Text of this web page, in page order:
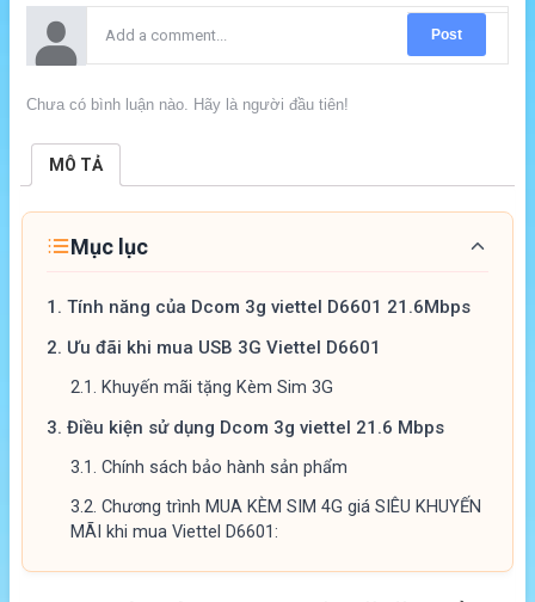
Post
Chưa có bình luận nào. Hãy là người đầu tiên!
MÔ TẢ
Mục lục
1. Tính năng của Dcom 3g viettel D6601 21.6Mbps
2. Ưu đãi khi mua USB 3G Viettel D6601
2.1. Khuyến mãi tặng Kèm Sim 3G
3. Điều kiện sử dụng Dcom 3g viettel 21.6 Mbps
3.1. Chính sách bảo hành sản phẩm
3.2. Chương trình MUA KÈM SIM 4G giá SIÊU KHUYẾN
MÃI khi mua Viettel D6601: